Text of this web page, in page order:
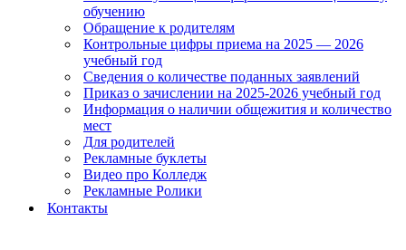
обучению
Обращение к родителям
Контрольные цифры приема на 2025 — 2026
учебный год
Сведения о количестве поданных заявлений
Приказ о зачислении на 2025-2026 учебный год
Информация о наличии общежития и количество
мест
Для родителей
Рекламные буклеты
Видео про Колледж
Рекламные Ролики
Контакты